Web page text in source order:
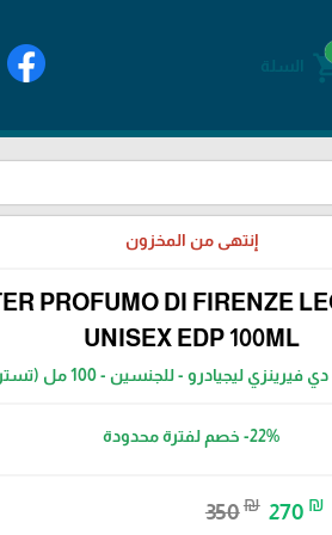
السلة
إنتهى من المخزون
PROFUMO DI FIRENZE
UNISEX EDP 100ML
ليجيادرو - للجنسين - 100 مل (تستر)
-22%خصم لفترة محدودة
350₪ 270 ₪